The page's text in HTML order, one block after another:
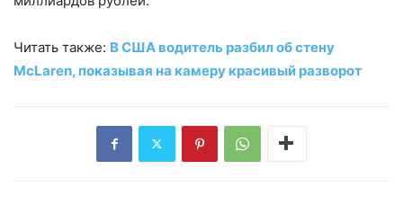
Читать также: В США водитель разбил об стену
McLaren, показывая на камеру красивый разворот